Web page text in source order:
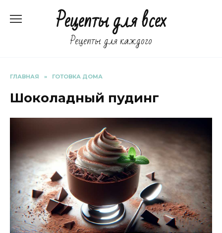
Рецепты для всех
Рецепты для каждого
ГЛАВНАЯ » ГОТОВКА ДОМА
Шоколадный пудинг